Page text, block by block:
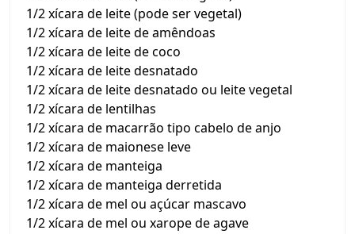
1/2 xícara de leite (pode ser vegetal)
1/2 xícara de leite de amêndoas
1/2 xícara de leite de coco
1/2 xícara de leite desnatado
1/2 xícara de leite desnatado ou leite vegetal
1/2 xícara de lentilhas
1/2 xícara de macarrão tipo cabelo de anjo
1/2 xícara de maionese leve
1/2 xícara de manteiga
1/2 xícara de manteiga derretida
1/2 xícara de mel ou açúcar mascavo
1/2 xícara de mel ou xarope de agave